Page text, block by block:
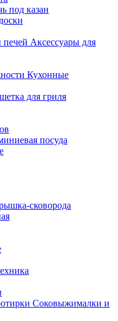
под казан
Аксессуары для
Кухонные
для гриля
посуда
сковорода
Соковыжималки и